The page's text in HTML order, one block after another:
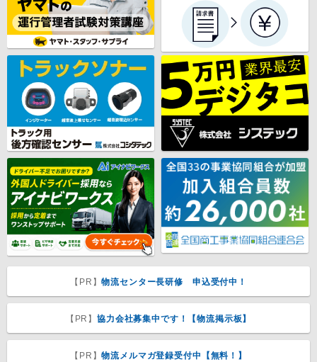
【PR】物流センター長研修 申込受付中！
【PR】協力会社募集中です！【物流掲示板】
【PR】物流メルマガ登録受付中【無料！】